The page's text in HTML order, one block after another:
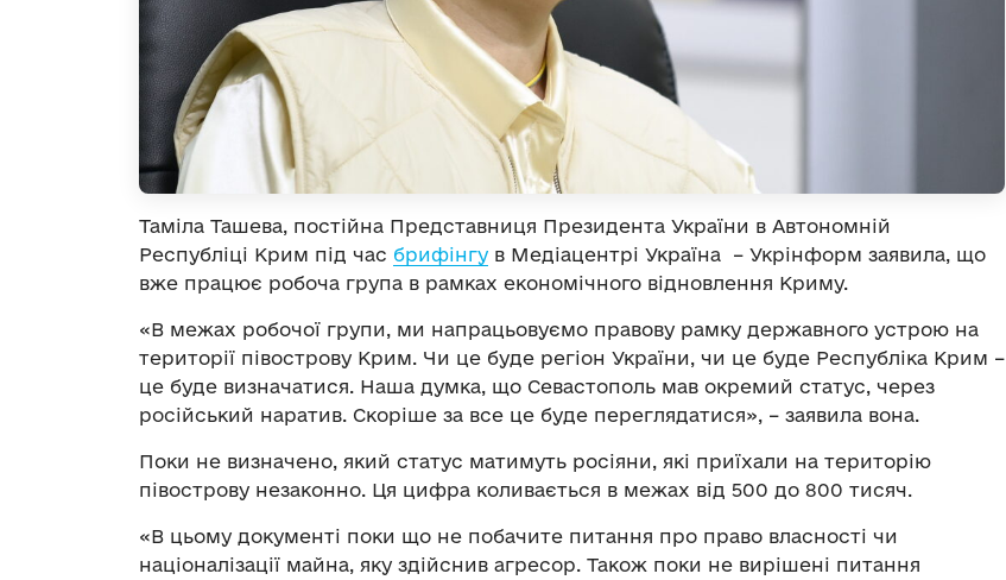
Таміла Ташева, постійна Представниця Президента України в Автономній
Республіці Крим під час брифінгу в Медіацентрі Україна – Укрінформ заявила, що
вже працює робоча група в рамках економічного відновлення Криму.
«В межах робочої групи, ми напрацьовуємо правову рамку державного устрою на
території півострову Крим. Чи це буде регіон України, чи це буде Республіка Крим –
це буде визначатися. Наша думка, що Севастополь мав окремий статус, через
російський наратив. Скоріше за все це буде переглядатися», – заявила вона.
Поки не визначено, який статус матимуть росіяни, які приїхали на територію
півострову незаконно. Ця цифра коливається в межах від 500 до 800 тисяч.
«В цьому документі поки що не побачите питання про право власності чи
націоналізації майна, яку здійснив агресор. Також поки не вирішені питання